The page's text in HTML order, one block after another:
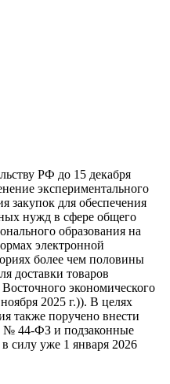
РФ до 15 декабря
экспериментального
закупок для обеспечения
нужд в сфере общего
образования на
электронной
более чем половины
доставки товаров
экономического
2025 г.)). В целях
также поручено внести
№ 44-ФЗ и подзаконные
силу уже 1 января 2026